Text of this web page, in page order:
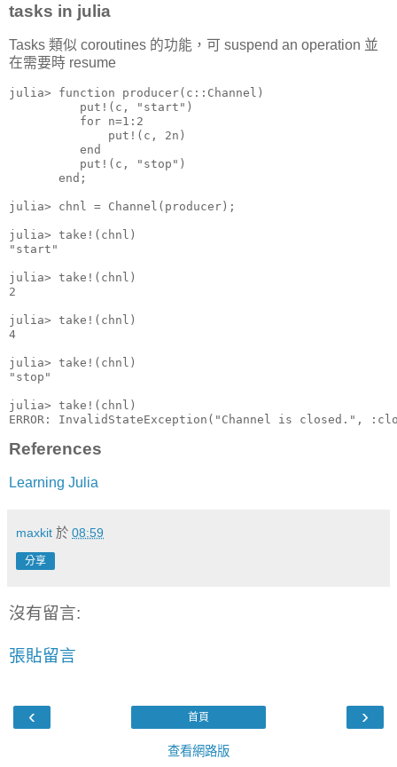
tasks in julia
Tasks 類似 coroutines 的功能，可 suspend an operation 並
在需要時 resume
julia> function producer(c::Channel)
          put!(c, "start")
          for n=1:2
              put!(c, 2n)
          end
          put!(c, "stop")
       end;
julia> chnl = Channel(producer);
julia> take!(chnl)
"start"
julia> take!(chnl)
2
julia> take!(chnl)
4
julia> take!(chnl)
"stop"
julia> take!(chnl)
ERROR: InvalidStateException("Channel is closed.",
References
Learning Julia
maxkit 於 08:59
分享
沒有留言:
張貼留言
‹ ›
首頁
查看網路版